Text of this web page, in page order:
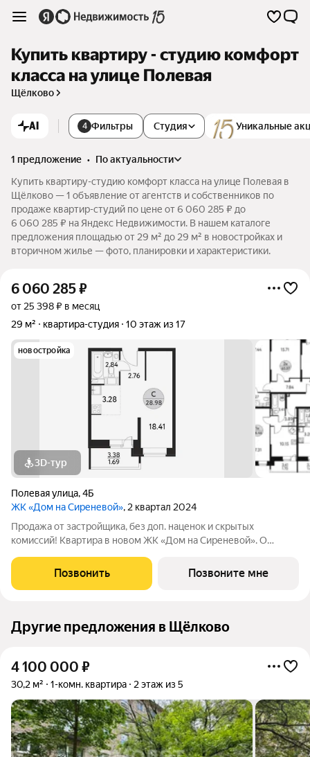
Купить квартиру - студию комфорт
класса на улице Полевая
Щёлково
AI 4 Фильтры Уникальные
Студия
1 предложение •
по актуальности
Купить квартиру-студию комфорт класса на улице Полевая в
Щёлково — 1 объявление от агентств и собственников по
продаже квартир-студий по цене от 6 060 285 ₽ до
6 060 285 ₽ на Яндекс Недвижимости. В нашем каталоге
предложения площадью от 29 м² до 29 м² в новостройках и
вторичном жилье — фото, планировки и характеристики.
6 060 285₽
от 25 398 ₽ в месяц
29 м²
квартира-студия 10 этаж из 17
новостройка
3D-тур
Полевая улица,4Б
ЖК «Дом на Сиреневой», 2 квартал 2024
Продажа от застройщика, без доп. наценок и скрытых
комиссий! Квартира в новом ЖК «Дом на Сиреневой». О
Гармонично расположен между Щелковским лесопарком и
промышленным районом города с развитой
Позвонить Позвоните мне
Другие предложения в Щёлково
4 100 000 ₽
30,2 м² 1-комн. квартира 2 этаж из 5